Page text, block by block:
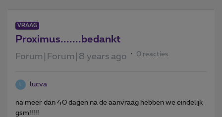
VRAAG
Proximus.......bedankt
Forum|Forum|8 years ago 0 reacties
L lucva
na meer dan 40 dagen na de aanvraag hebben we eindelijk
gsm!!!!!